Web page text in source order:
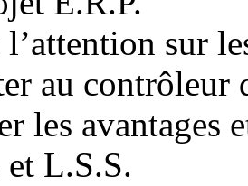
sur
au contrôleur
les avantages
L.S.S.